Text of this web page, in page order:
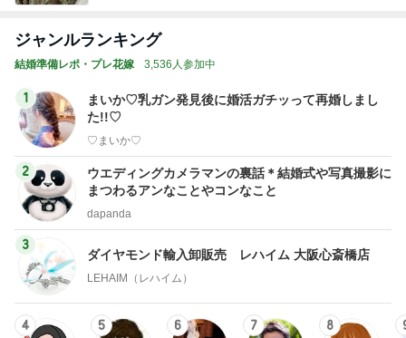
ジャンルランキング
結婚準備レポ・プレ花嫁 3,536人参加中
1
まいか♡乳ガン発見後に婚活ガチッって再婚しまし
た!!♡
♡まいか♡
2
ウエディングカメラマンの裏話＊結婚式や写真撮影に
まつわるアンなことやコンなこと
dapanda
3
ダイヤモンド輸入卸販売 レハイム 大阪心斎橋店
LEHAIM（レハイム）
4 5 6 7 8